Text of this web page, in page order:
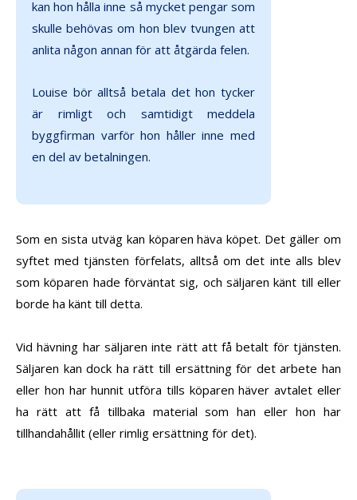
kan hon hålla inne så mycket pengar som
skulle behövas om hon blev tvungen att
anlita någon annan för att åtgärda felen.
Louise bör alltså betala det hon tycker
är rimligt och samtidigt meddela
byggfirman varför hon håller inne med
en del av betalningen.
Som en sista utväg kan köparen häva köpet. Det gäller om
syftet med tjänsten förfelats, alltså om det inte alls blev
som köparen hade förväntat sig, och säljaren känt till eller
borde ha känt till detta.
Vid hävning har säljaren inte rätt att få betalt för tjänsten.
Säljaren kan dock ha rätt till ersättning för det arbete han
eller hon har hunnit utföra tills köparen häver avtalet eller
ha rätt att få tillbaka material som han eller hon har
tillhandahållit (eller rimlig ersättning för det).